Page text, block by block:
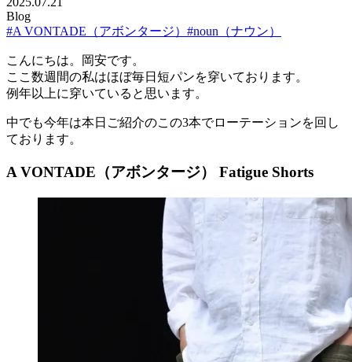
Blog
#A VONTADE（アボンタージ） #noun（ナウン）
こんにちは。岡安です。
ここ数週間の私はほぼ毎日短パンを穿いております。
例年以上に穿いていると思います。
中でも今年は本日ご紹介のこの3本でローテーションを回し
ております。
A VONTADE（アボンタージ） Fatigue Shorts